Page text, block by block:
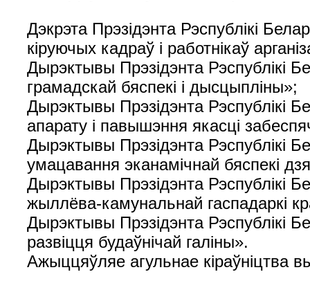
Дэкрэта Прэзідэнта Рэспублікі
кіруючых кадраў і работнікаў
Дырэктывы Прэзідэнта Рэспублікі
грамадскай бяспекі і дысцыпліны»;
Дырэктывы Прэзідэнта Рэспублікі
апарату і павышэння якасці
Дырэктывы Прэзідэнта Рэспублікі
умацавання эканамічнай бяспекі
Дырэктывы Прэзідэнта Рэспублікі
жыллёва-камунальнай гаспадаркі
Дырэктывы Прэзідэнта Рэспублікі
развіцця будаўнічай галіны».
Ажыццяўляе агульнае кіраўніцтва